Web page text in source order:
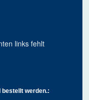
links fehlt
bestellt werden.: